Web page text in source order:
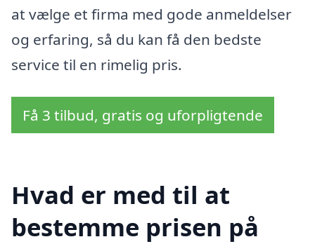
at vælge et firma med gode anmeldelser
og erfaring, så du kan få den bedste
service til en rimelig pris.
Få 3 tilbud, gratis og uforpligtende
Hvad er med til at
bestemme prisen på